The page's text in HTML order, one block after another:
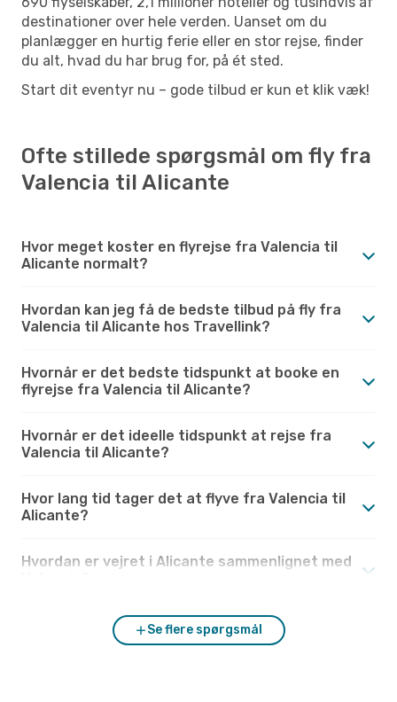
destinationer over hele verden. Uanset om du
planlægger en hurtig ferie eller en stor rejse, finder
du alt, hvad du har brug for, på ét sted.
Start dit eventyr nu – gode tilbud er kun et klik væk!
Ofte stillede spørgsmål om fly fra
Valencia til Alicante
Hvor meget koster en flyrejse fra Valencia til
Alicante normalt?
Hvordan kan jeg få de bedste tilbud på fly fra
Valencia til Alicante hos Travellink?
Hvornår er det bedste tidspunkt at booke en
flyrejse fra Valencia til Alicante?
Hvornår er det ideelle tidspunkt at rejse fra
Valencia til Alicante?
Hvor lang tid tager det at flyve fra Valencia til
Alicante?
Hvordan er vejret i Alicante sammenlignet med
Se flere spørgsmål